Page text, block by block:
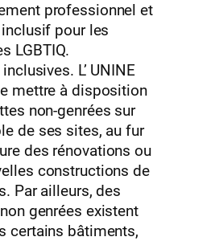
professionnel et
inclusif pour les
LGBTIQ.
L’ UNINE
mettre à disposition
non-genrées sur
de ses sites, au fur
des rénovations ou
constructions de
Par ailleurs, des
genrées existent
certains bâtiments,